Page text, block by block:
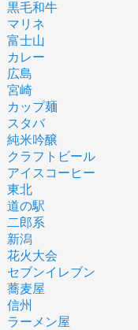
黒毛和牛
マリネ
富士山
カレー
広島
宮崎
カップ麺
スタバ
純米吟醸
クラフトビール
アイスコーヒー
東北
道の駅
二郎系
新潟
花火大会
セブンイレブン
蕎麦屋
信州
ラーメン屋